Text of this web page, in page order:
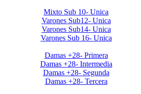
Mixto Sub 10- Unica
Varones Sub12- Unica
Varones Sub14- Unica
Varones Sub 16- Unica
Damas +28- Primera
Damas +28- Intermedia
Damas +28- Segunda
Damas +28- Tercera